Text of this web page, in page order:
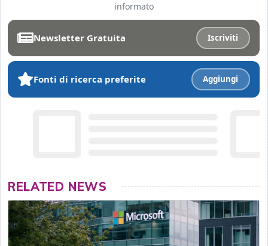
informato
Newsletter Gratuita Iscriviti
Fonti di ricerca preferite Aggiungi
RELATED NEWS